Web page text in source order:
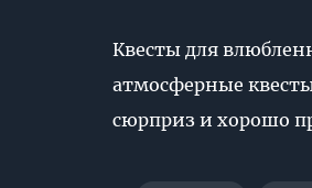
Квесты для
атмосферные
сюрприз и хорошо